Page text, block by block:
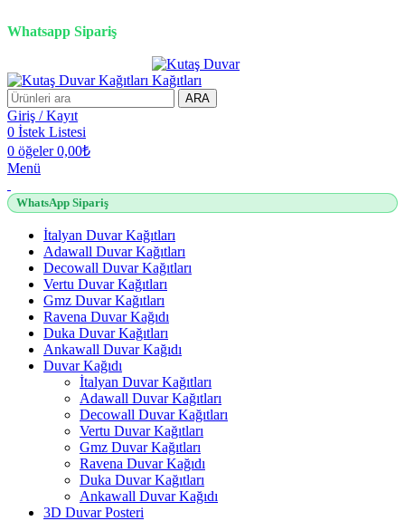
Whatsapp Sipariş
ARA
Giriş / Kayıt
0 İstek Listesi
0 öğeler 0,00₺
Menü
WhatsApp Sipariş
İtalyan Duvar Kağıtları
Adawall Duvar Kağıtları
Decowall Duvar Kağıtları
Vertu Duvar Kağıtları
Gmz Duvar Kağıtları
Ravena Duvar Kağıdı
Duka Duvar Kağıtları
Ankawall Duvar Kağıdı
Duvar Kağıdı
İtalyan Duvar Kağıtları
Adawall Duvar Kağıtları
Decowall Duvar Kağıtları
Vertu Duvar Kağıtları
Gmz Duvar Kağıtları
Ravena Duvar Kağıdı
Duka Duvar Kağıtları
Ankawall Duvar Kağıdı
3D Duvar Posteri